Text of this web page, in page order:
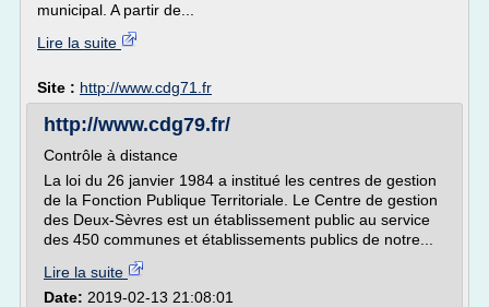
municipal. A partir de...
Lire la suite
Site : http://www.cdg71.fr
http://www.cdg79.fr/
Contrôle à distance
La loi du 26 janvier 1984 a institué les centres de gestion
de la Fonction Publique Territoriale. Le Centre de gestion
des Deux-Sèvres est un établissement public au service
des 450 communes et établissements publics de notre...
Lire la suite
Date: 2019-02-13 21:08:01